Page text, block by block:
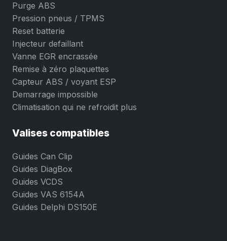
Purge ABS
Pression pneus / TPMS
Reset batterie
Injecteur defaillant
Vanne EGR encrassée
Remise à zéro plaquettes
Capteur ABS / voyant ESP
Demarrage impossible
Climatisation qui ne refroidit plus
Valises compatibles
Guides Can Clip
Guides DiagBox
Guides VCDS
Guides VAS 6154A
Guides Delphi DS150E